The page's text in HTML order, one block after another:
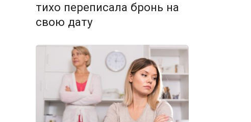
тихо переписала бронь на
свою дату